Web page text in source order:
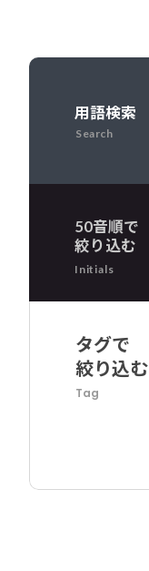
用語検索
Search
50音順で
絞り込む
Initials
タグで
絞り込む
Tag